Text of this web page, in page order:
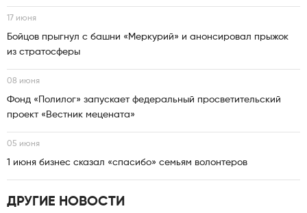
17 июня
Бойцов прыгнул с башни «Меркурий» и анонсировал прыжок
из стратосферы
08 июня
Фонд «Полилог» запускает федеральный просветительский
проект «Вестник мецената»
05 июня
1 июня бизнес сказал «спасибо» семьям волонтеров
ДРУГИЕ НОВОСТИ